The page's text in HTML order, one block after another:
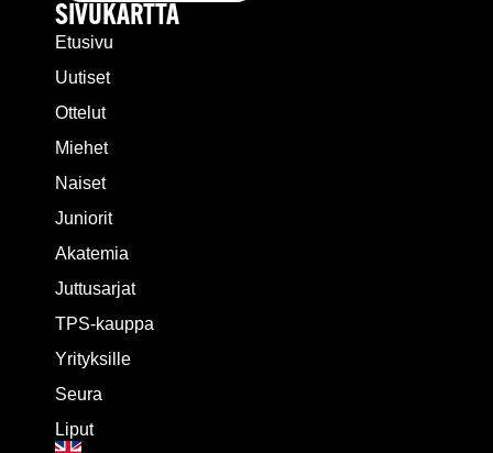
SIVUKARTTA
Etusivu
Uutiset
Ottelut
Miehet
Naiset
Juniorit
Akatemia
Juttusarjat
TPS-kauppa
Yrityksille
Seura
Liput